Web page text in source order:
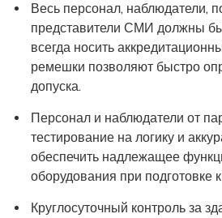
Весь персонал, наблюдатели,
представители СМИ должны
всегда носить
ремешки позволяют быстро
допуска.
Персонал и наблюдатели от
тестирование на логику и
обеспечить надлежащее
оборудования при
Круглосуточный контроль за